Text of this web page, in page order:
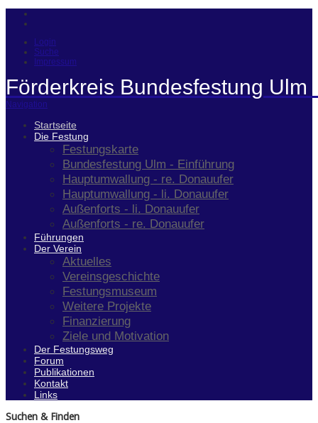
Login
Suche
Impressum
Förderkreis Bundesfestung Ulm
Navigation
Startseite
Die Festung
Festungskarte
Bundesfestung Ulm - Einführung
Hauptumwallung - re. Donauufer
Hauptumwallung - li. Donauufer
Außenforts - li. Donauufer
Außenforts - re. Donauufer
Führungen
Der Verein
Aktuelles
Vereinsgeschichte
Festungsmuseum
Weitere Projekte
Finanzierung
Ziele und Motivation
Der Festungsweg
Forum
Publikationen
Kontakt
Links
Suchen & Finden